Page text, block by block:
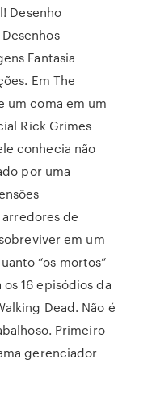
Desenho
Fantasia
Em The
um coma em um
Rick Grimes
conhecia não
por uma
de
em um
“os mortos”
16 episódios da
Dead. Não é
Primeiro
gerenciador